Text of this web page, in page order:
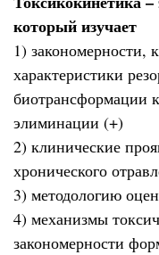
который изучает
1) закономерности,
характеристики
биотрансформации
элиминации (+)
2) клинические
хронического
3) методологию
4) механизмы
закономерности